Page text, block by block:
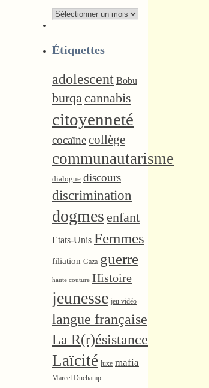
Archives
Étiquettes
adolescent Bobu
burqacannabis
citoyenneté
cocaïnecollège
communautarisme
dialogue discours
discrimination
dogmes enfant
Etats-Unis Femmes
filiation Gaza guerre
haute couture Histoire
jeunesse jeu vidéo
langue française
La R(r)ésistance
Laïcité luxe mafia
Marcel Duchamp